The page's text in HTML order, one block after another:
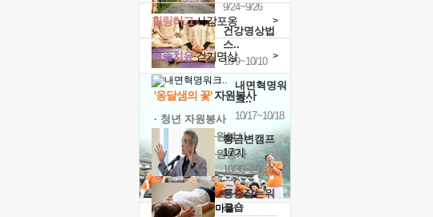
9/24~9/26
건강명상법
스..
10/9~10/10
내면혁명워
크..
10/17~10/18
황금변캠프
17기
10/30~10/31
통증잡는워
크숍
예술치유걷기명상 >
힐링허그사감포옹 >
'옹달샘의 꽃'자원봉사
· 청년 자원봉사
· 금빛청년 자원봉사
· 음식연구 자원봉사